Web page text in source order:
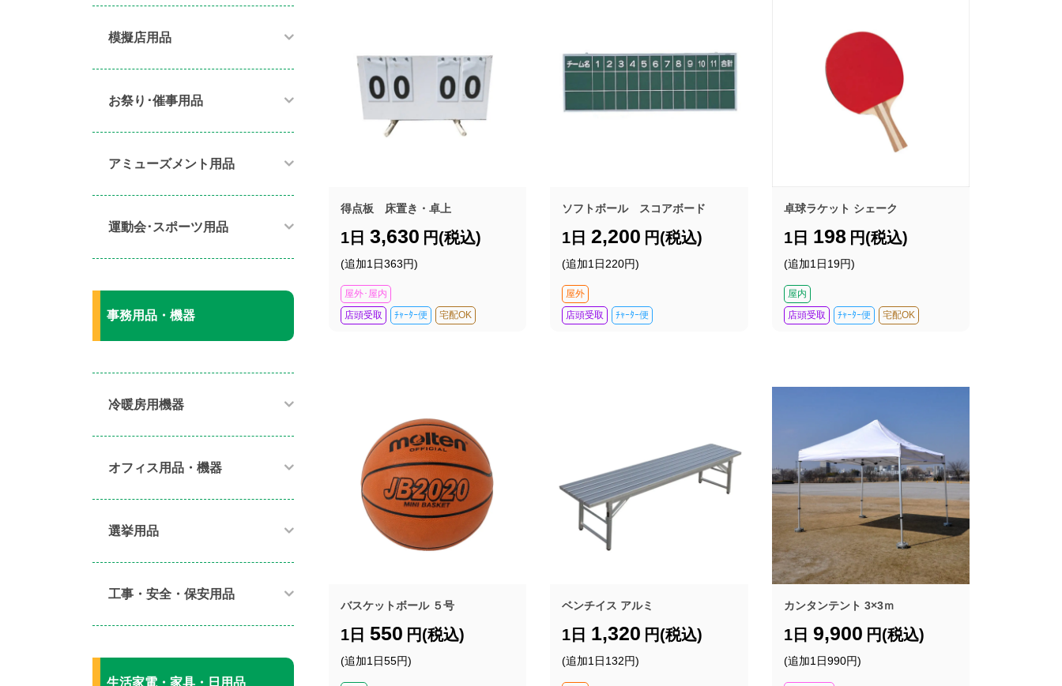
模擬店用品​
お祭り･催事用品​
アミューズメント用品​
運動会･スポーツ用品​
事務用品・機器
冷暖房用機器​
オフィス用品・機器​
選挙用品
工事・安全・保安用品
生活家電・家具・日用品
得点板 床置き・卓上
1日 3,630 円(税込)
(追加1日363円)
屋外･屋内
店頭受取
ﾁｬｰﾀｰ便 宅配OK
ソフトボール スコアボード
1日2,200 円(税込)
(追加1日220円)
屋外
店頭受取
ﾁｬｰﾀｰ便
卓球ラケット シェーク
1日 198 円(税込)
(追加1日19円)
屋内
店頭受取
ﾁｬｰﾀｰ便 宅配OK
バスケットボール ５号
1日 550 円(税込)
(追加1日55円)
ベンチイス アルミ
1日 1,320 円(税込)
(追加1日132円)
カンタンテント 3×3ｍ
1日 9,900 円(税込)
(追加1日990円)